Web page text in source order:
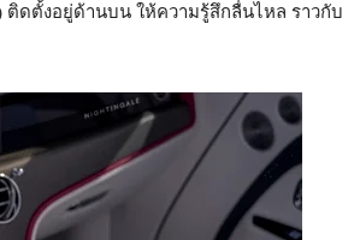
ติดตั้งอยู่ด้านบน ให้ความรู้สึกลื่นไหล ราวกับ